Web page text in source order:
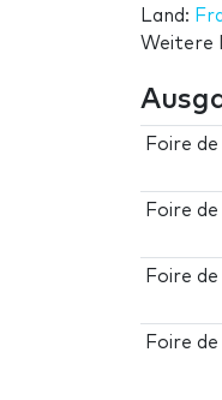
Land:
Weitere
Foire
Foire
Foire
Foire